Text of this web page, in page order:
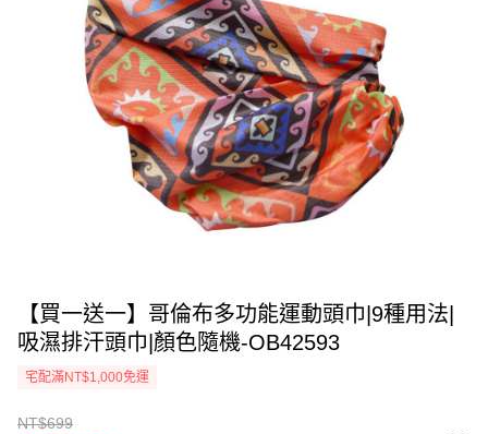
【買一送一】哥倫布多功能運動頭巾|9種用法|
吸濕排汗頭巾|顏色隨機-OB42593
宅配滿NT$1,000免運
NT$699